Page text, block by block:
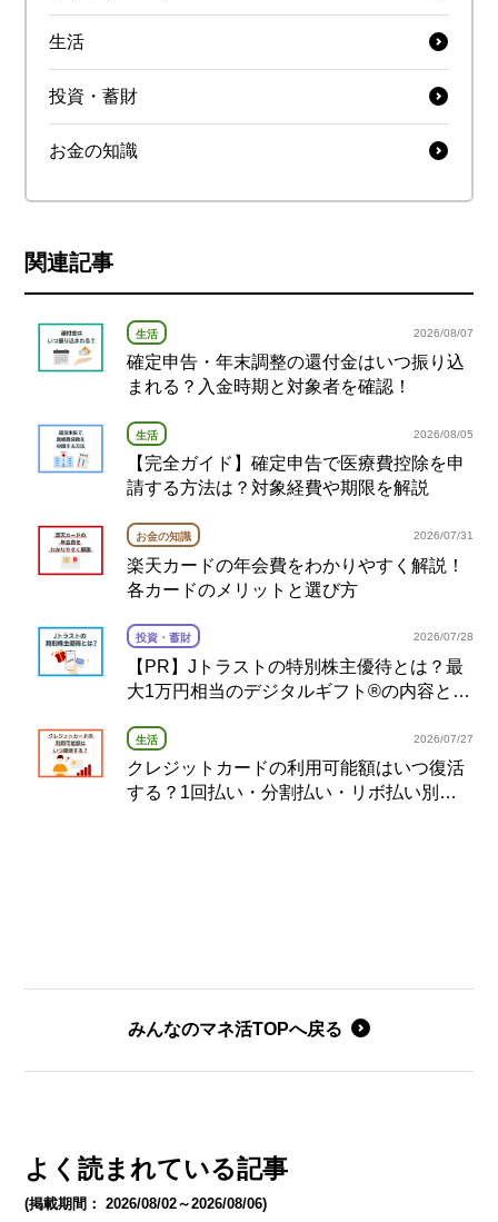
生活
投資・蓄財
お金の知識
関連記事
生活 2026/08/07
確定申告・年末調整の還付金はいつ振り込
まれる？入金時期と対象者を確認！
生活 2026/08/05
【完全ガイド】確定申告で医療費控除を申
請する方法は？対象経費や期限を解説
お金の知識 2026/07/31
楽天カードの年会費をわかりやすく解説！
各カードのメリットと選び方
投資・蓄財 2026/07/28
【PR】Jトラストの特別株主優待とは？最
大1万円相当のデジタルギフト®の内容と注
生活 2026/07/27
クレジットカードの利用可能額はいつ復活
する？1回払い・分割払い・リボ払い別の
みんなのマネ活TOPへ戻る
よく読まれている記事
(掲載期間： 2026/08/02～2026/08/06)